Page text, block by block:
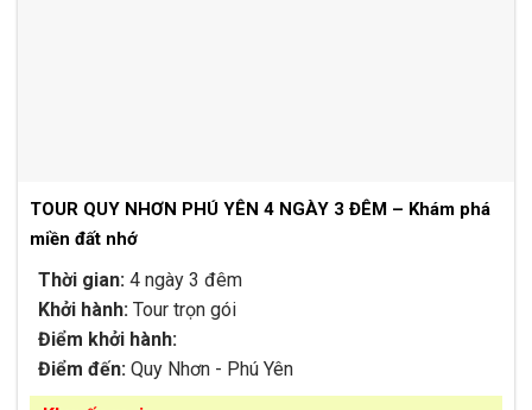
TOUR QUY NHƠN PHÚ YÊN 4 NGÀY 3 ĐÊM – Khám phá
miền đất nhớ
Thời gian:4 ngày 3 đêm
Khởi hành:Tour trọn gói
Điểm khởi hành:
Điểm đến:Quy Nhơn - Phú Yên